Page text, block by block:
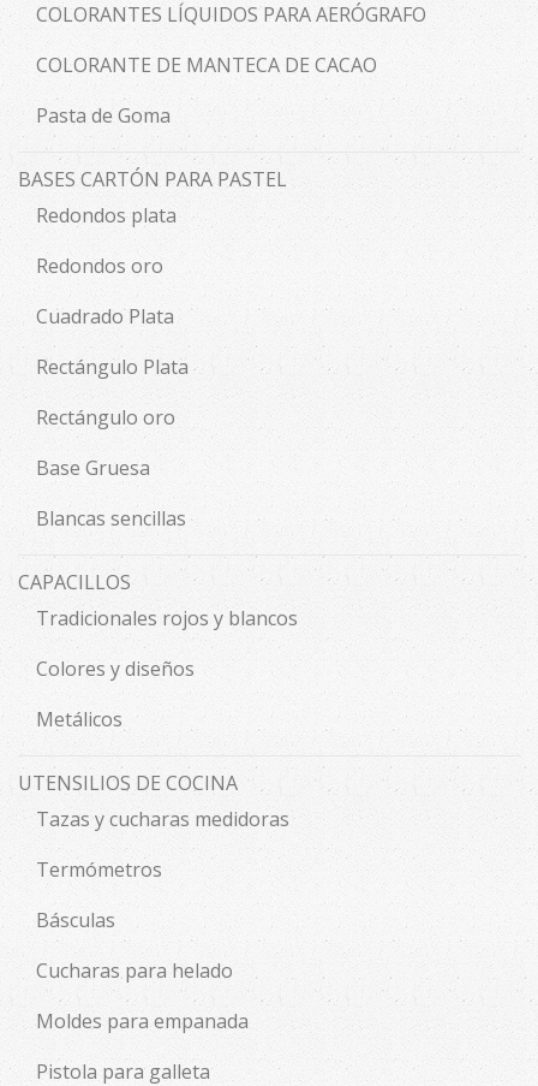
COLORANTES LÍQUIDOS PARA AERÓGRAFO
COLORANTE DE MANTECA DE CACAO
Pasta de Goma
BASES CARTÓN PARA PASTEL
Redondos plata
Redondos oro
Cuadrado Plata
Rectángulo Plata
Rectángulo oro
Base Gruesa
Blancas sencillas
CAPACILLOS
Tradicionales rojos y blancos
Colores y diseños
Metálicos
UTENSILIOS DE COCINA
Tazas y cucharas medidoras
Termómetros
Básculas
Cucharas para helado
Moldes para empanada
Pistola para galleta